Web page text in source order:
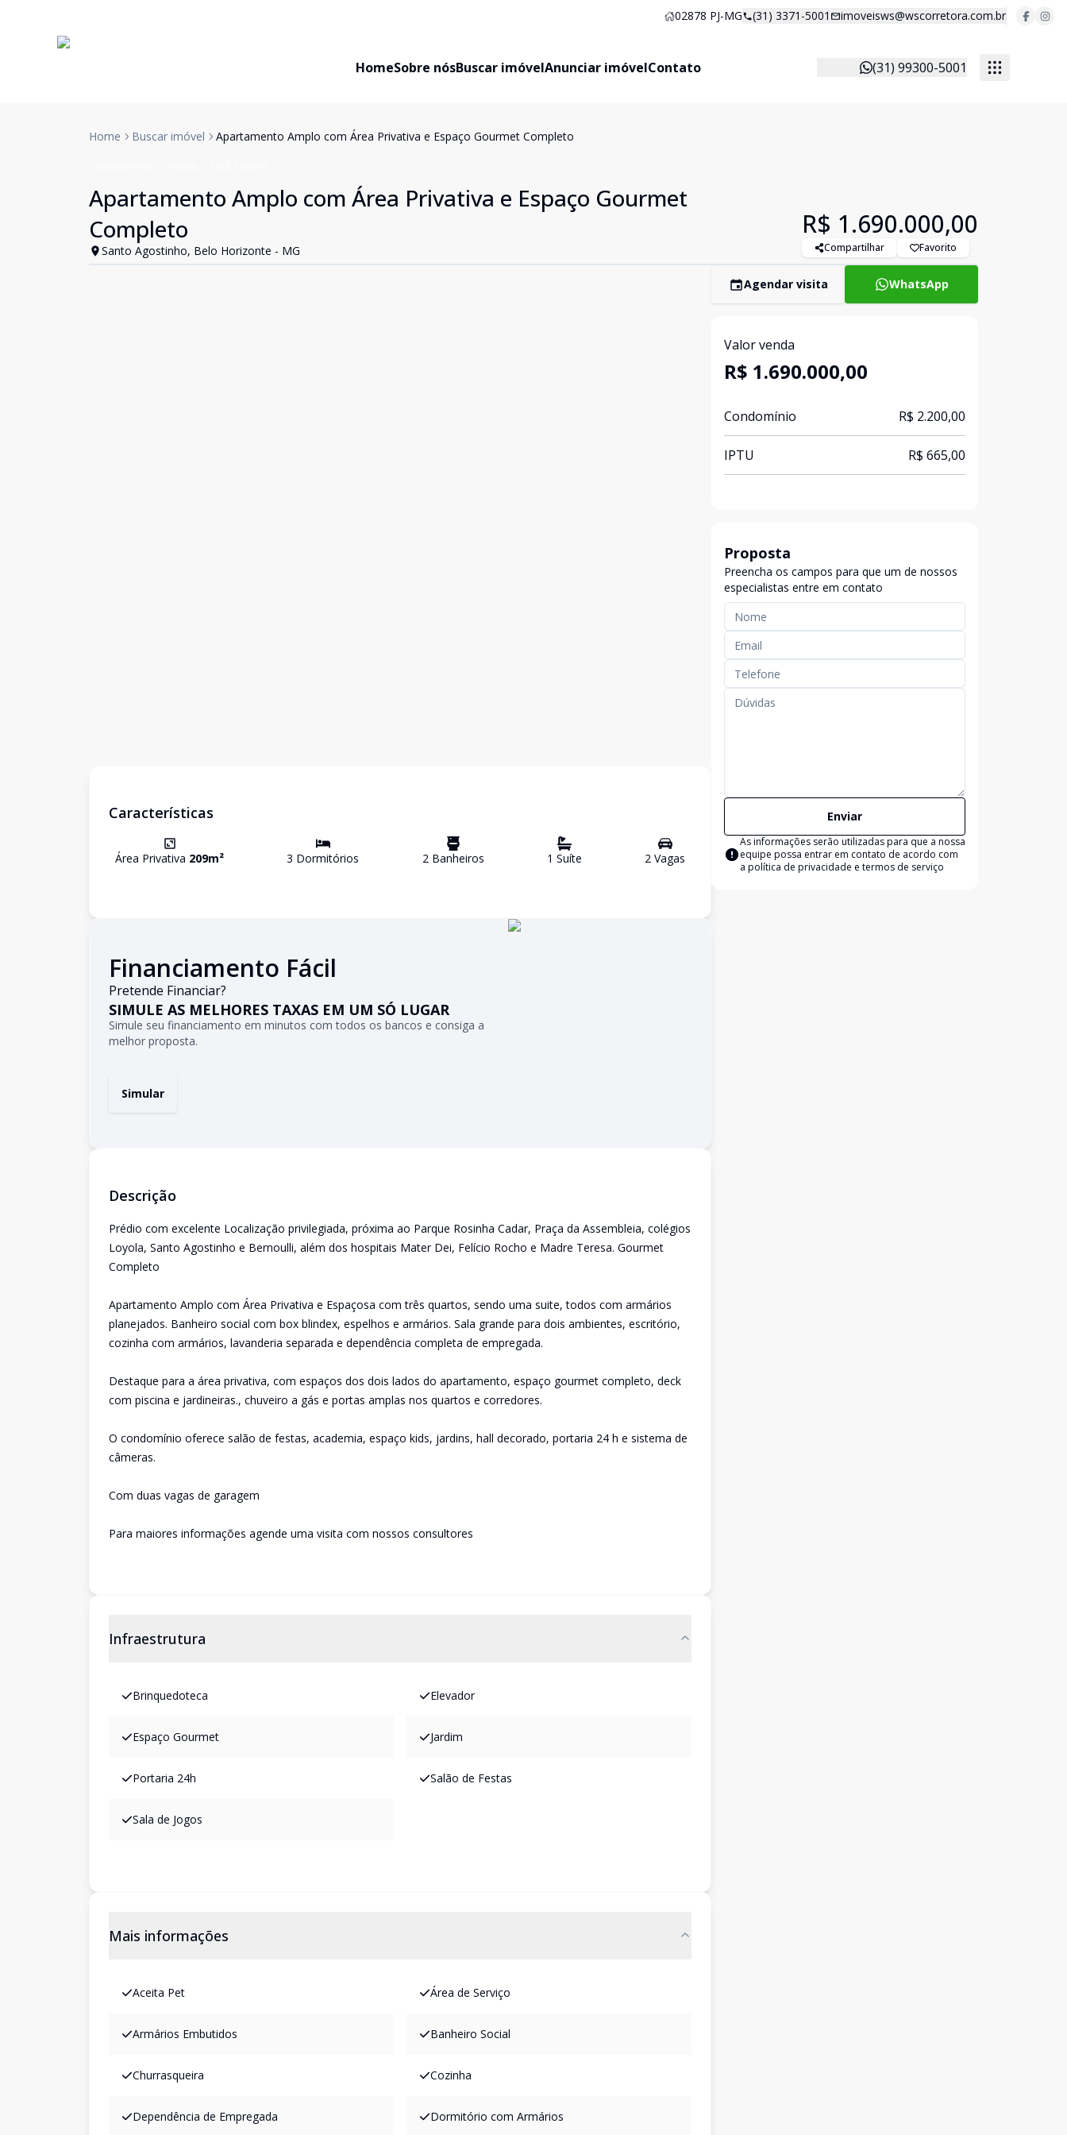
02878 PJ-MG (31) 3371-5001 imoveisws@wscorretora.com.br
HomeSobre nósBuscar imóvelAnunciar imóvelContato (31) 99300-5001
Home Buscar imóvel Apartamento Amplo com Área Privativa e Espaço Gourmet Completo
Apartamento Amplo com Área Privativa e Espaço Gourmet
Completo
Santo Agostinho, Belo Horizonte - MG
R$ 1.690.000,00
Compartilhar Favorito
Características
Área Privativa 209m² 3 Dormitórios 2Banheiros 1 Suíte 2 Vagas
Financiamento Fácil
Pretende Financiar?
SIMULE AS MELHORES TAXAS EM UM SÓ LUGAR
Simule seu financiamento em minutos com todos os bancos e consiga a
melhor proposta.
Simular
Descrição
Prédio com excelente Localização privilegiada, próxima ao Parque Rosinha Cadar, Praça da Assembleia, colégios
Loyola, Santo Agostinho e Bernoulli, além dos hospitais Mater Dei, Felício Rocho e Madre Teresa. Gourmet
Completo
Apartamento Amplo com Área Privativa e Espaçosa com três quartos, sendo uma suite, todos com armários
planejados. Banheiro social com box blindex, espelhos e armários. Sala grande para dois ambientes, escritório,
cozinha com armários, lavanderia separada e dependência completa de empregada.
Destaque para a área privativa, com espaços dos dois lados do apartamento, espaço gourmet completo, deck
com piscina e jardineiras., chuveiro a gás e portas amplas nos quartos e corredores.
O condomínio oferece salão de festas, academia, espaço kids, jardins, hall decorado, portaria 24 h e sistema de
câmeras.
Com duas vagas de garagem
Para maiores informações agende uma visita com nossos consultores
Infraestrutura
Brinquedoteca Elevador
Espaço Gourmet Jardim
Portaria 24h Salão de Festas
Sala de Jogos
Mais informações
Aceita Pet Área de Serviço
Armários Embutidos Banheiro Social
Churrasqueira Cozinha
Dependência de Empregada Dormitório com Armários
Agendar visita WhatsApp
Valor venda
R$ 1.690.000,00
Condomínio R$ 2.200,00
IPTU R$ 665,00
Proposta
Preencha os campos para que um de nossos
especialistas entre em contato
Enviar
As informações serão utilizadas para que a nossa
equipe possa entrar em contato de acordo com
a política de privacidade e termos de serviço